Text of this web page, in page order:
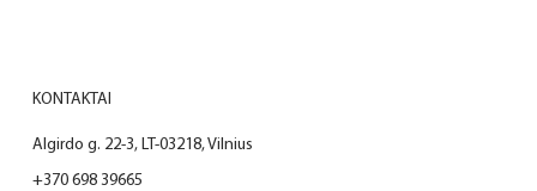
KONTAKTAI
Algirdo g. 22-3, LT-03218, Vilnius
+370 698 39665